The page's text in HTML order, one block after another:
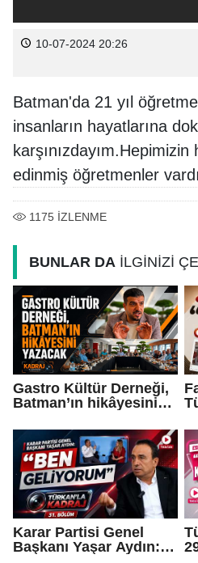
10-07-2024 20:26
Batman'da 21 yıl
insanların hayatlarına
karşınızdayım.Hepimizin
edinmiş öğretmenler
1175 İZLENME
BUNLAR DA İLGİNİZİ
Gastro Kültür Derneği,
Batman’ın hikâyesini
Karar Partisi Genel
Başkanı Yaşar Aydın: